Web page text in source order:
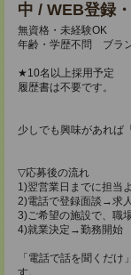
中 / WEB登録
無資格・未経験OK
年齢・学歴不問 ブラ
★10名以上採用予定
履歴書は不要です。
少しでも興味があれば
▽応募後の流れ
1)翌営業日までに担当
2)電話で登録面談→求
3)ご希望の施設で、職
4)就業決定→勤務開始
「電話で話を聞くだ
す。